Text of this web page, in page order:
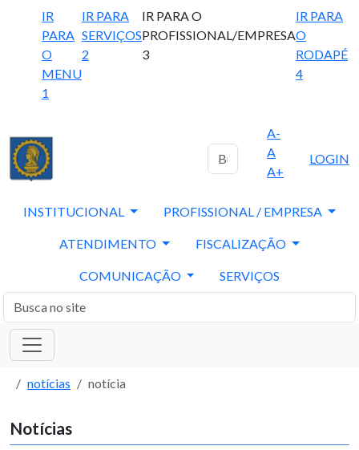
IR
PARA
O
MENU
1
IR PARA
SERVIÇOS
2
IR PARA O
PROFISSIONAL/EMPRESA
3
IR PARA
O
RODAPÉ
4
A-
A
A+
LOGIN
INSTITUCIONAL PROFISSIONAL / EMPRESA
ATENDIMENTO FISCALIZAÇÃO
COMUNICAÇÃO SERVIÇOS
notícias notícia
Notícias